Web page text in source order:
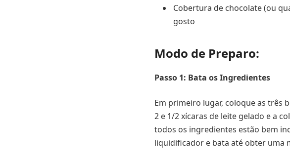
Cobertura de chocolate (ou
gosto
Modo de Preparo:
Passo 1: Bata os Ingredientes
Em primeiro lugar, coloque as três
2 e 1/2 xícaras de leite gelado e a
todos os ingredientes estão bem
liquidificador e bata até obter uma